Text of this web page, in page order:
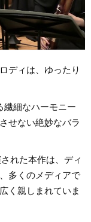
ディは、ゆったり
繊細なハーモニー
せない絶妙なバラ
れた本作は、ディ
多くのメディアで
く親しまれていま